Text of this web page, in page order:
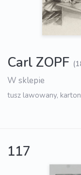
Carl ZOPF
W sklepie
tusz lawowany,
117